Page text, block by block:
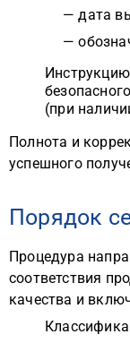
— дата
—
(при
Полнота и
успешного
Порядок
Процедура
соответствия
качества и